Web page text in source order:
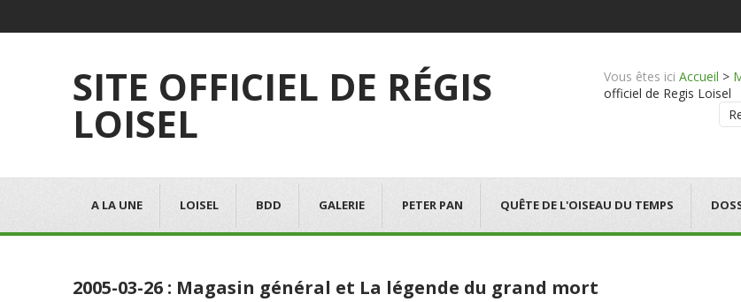
SITE OFFICIEL DE RÉGIS
LOISEL
Vous êtes ici Accueil >
officiel de Regis Loisel
A LA UNE LOISEL BDD GALERIE PETER PAN QUÊTE DE L'OISEAU DU TEMPS
2005-03-26 : Magasin général et La légende du grand mort